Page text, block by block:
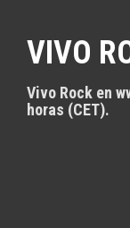
VIVO
Vivo Rock en
horas (CET).